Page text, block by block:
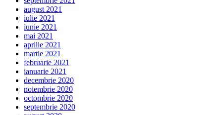
august 2021
iulie 2021
iunie 2021
mai 2021
aprilie 2021
martie 2021
februarie 2021
ianuarie 2021
decembrie 2020
noiembrie 2020
octombrie 2020
septembrie 2020